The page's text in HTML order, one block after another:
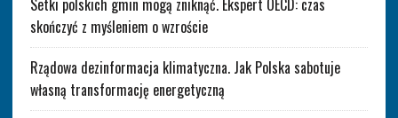
Setki polskich gmin mogą zniknąć. Ekspert OECD: czas
skończyć z myśleniem o wzroście
Rządowa dezinformacja klimatyczna. Jak Polska sabotuje
własną transformację energetyczną